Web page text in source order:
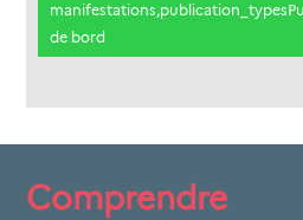
de bord
Comprendre